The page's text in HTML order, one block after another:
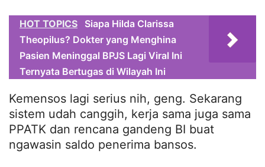
HOT TOPICS
Siapa Hilda Clarissa
Theopilus? Dokter yang Menghina
Pasien Meninggal BPJS Lagi Viral Ini
Ternyata Bertugas di Wilayah Ini
Kemensos lagi serius nih, geng. Sekarang
sistem udah canggih, kerja sama juga sama
PPATK dan rencana gandeng BI buat
ngawasin saldo penerima bansos.